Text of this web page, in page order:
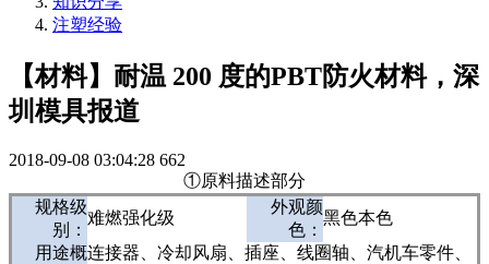
注塑经验
【材料】耐温 200 度的PBT防火材料，深
圳模具报道
2018-09-08 03:04:28 662
①原料描述部分
规格级
别：
难燃强化级
外观颜
色：
黑色本色
用途概连接器、冷却风扇、插座、线圈轴、汽机车零件、